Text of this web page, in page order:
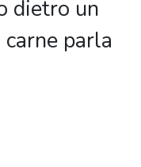
dietro un
parla